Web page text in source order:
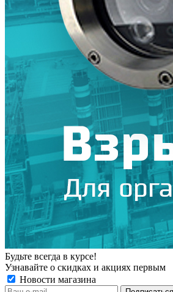
Будьте всегда в курсе!
Узнавайте о скидках и акциях первым
Новости магазина